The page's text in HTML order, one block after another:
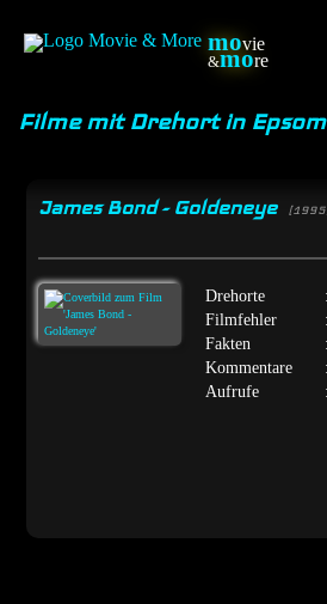
movie
&more
Filme mit Drehort in
James Bond - Goldeneye
Drehorte
Filmfehler
Fakten
Kommentare
Aufrufe